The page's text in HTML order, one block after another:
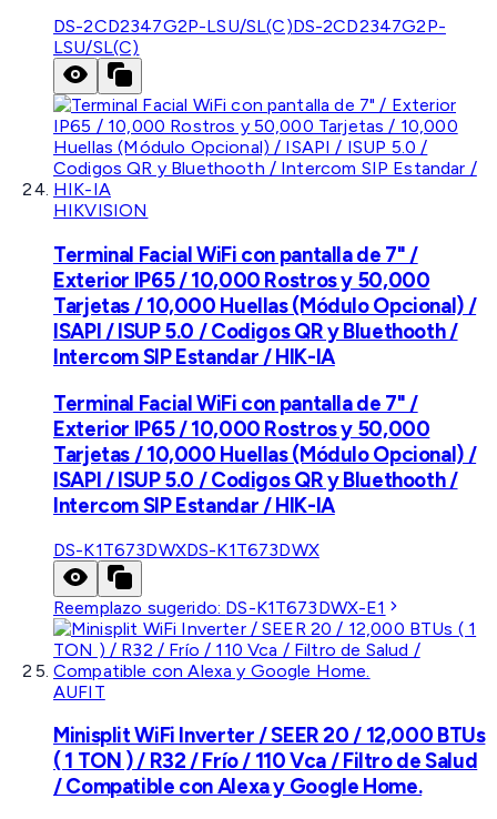
DS-2CD2347G2P-LSU/SL(C)DS-2CD2347G2P-
LSU/SL(C)
HIKVISION
Terminal Facial WiFi con pantalla de 7" /
Exterior IP65 / 10,000 Rostros y 50,000
Tarjetas / 10,000 Huellas (Módulo Opcional) /
ISAPI / ISUP 5.0 / Codigos QR y Bluethooth /
Intercom SIP Estandar / HIK-IA
Terminal Facial WiFi con pantalla de 7" /
Exterior IP65 / 10,000 Rostros y 50,000
Tarjetas / 10,000 Huellas (Módulo Opcional) /
ISAPI / ISUP 5.0 / Codigos QR y Bluethooth /
Intercom SIP Estandar / HIK-IA
DS-K1T673DWXDS-K1T673DWX
Reemplazo sugerido: DS-K1T673DWX-E1
AUFIT
Minisplit WiFi Inverter / SEER 20 / 12,000 BTUs
( 1 TON ) / R32 / Frío / 110 Vca / Filtro de Salud
/ Compatible con Alexa y Google Home.